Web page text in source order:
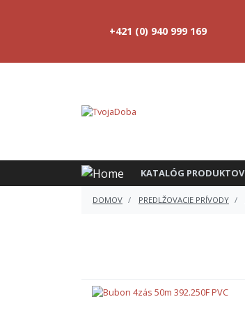
+421 (0) 940 999 169
KATALÓG PRODUKTOV
DOMOV PREDLŽOVACIE PRÍVODY